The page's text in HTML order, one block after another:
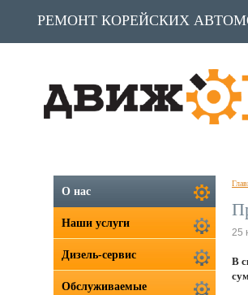
РЕМОНТ КОРЕЙСКИХ
25
В
О нас
Наши услуги
Дизель-сервис
Обслуживаемые